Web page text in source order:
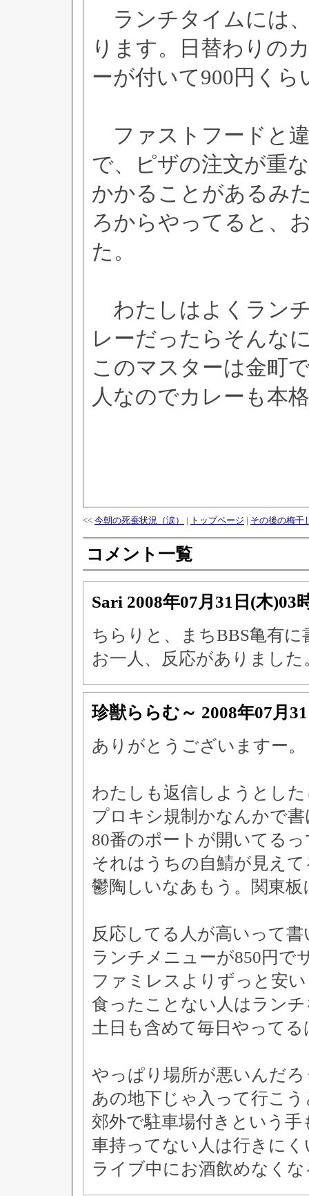
ランチタイムには
ります。日替わりの
ーが付いて900円くら
ファストフードと
で、ピザの注文が重
かかることがあるみ
ろからやってると、
た。
わたしはよくラン
レーだったらそんな
このマスターは金町
人なのでカレーも本
<< 今朝の死蚕状況（涙） | トップページ | その後の梅干
コメント一覧
Sari 2008年07月31日(木)03
ちらりと、まちBBS亀有
お一人、反応がありました
珍獣ららむ～ 2008年07月
ありがとうございますー。
わたしも返信しようとし
プロキシ規制かなんかで
80番のポートが開いてる
それはうちの自鯖が見え
鬱陶しいなあもう。関東
反応してる人が高いって
ランチメニューが850円で
ファミレスよりずっと安
食ったことない人はラン
土日も含めて毎日やって
やっぱり場所が悪いんだ
あの地下じゃ入って行こ
郊外で駐車場付きという
車持ってない人は行きにく
ライブ中にお酒飲めなく